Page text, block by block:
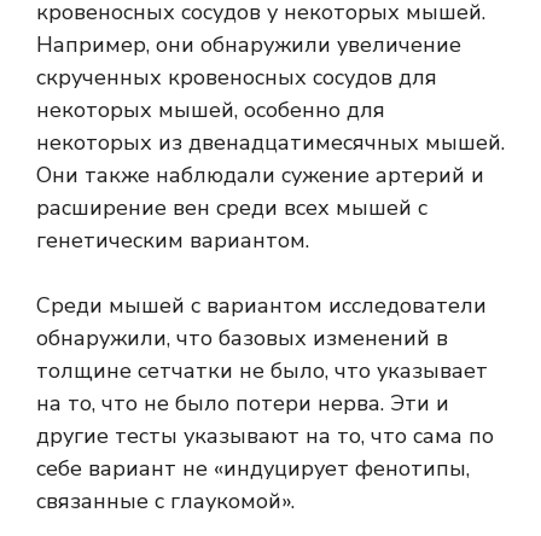
кровеносных сосудов у некоторых мышей.
Например, они обнаружили увеличение
скрученных кровеносных сосудов для
некоторых мышей, особенно для
некоторых из двенадцатимесячных мышей.
Они также наблюдали сужение артерий и
расширение вен среди всех мышей с
генетическим вариантом.
Среди мышей с вариантом исследователи
обнаружили, что базовых изменений в
толщине сетчатки не было, что указывает
на то, что не было потери нерва. Эти и
другие тесты указывают на то, что сама по
себе вариант не «индуцирует фенотипы,
связанные с глаукомой».